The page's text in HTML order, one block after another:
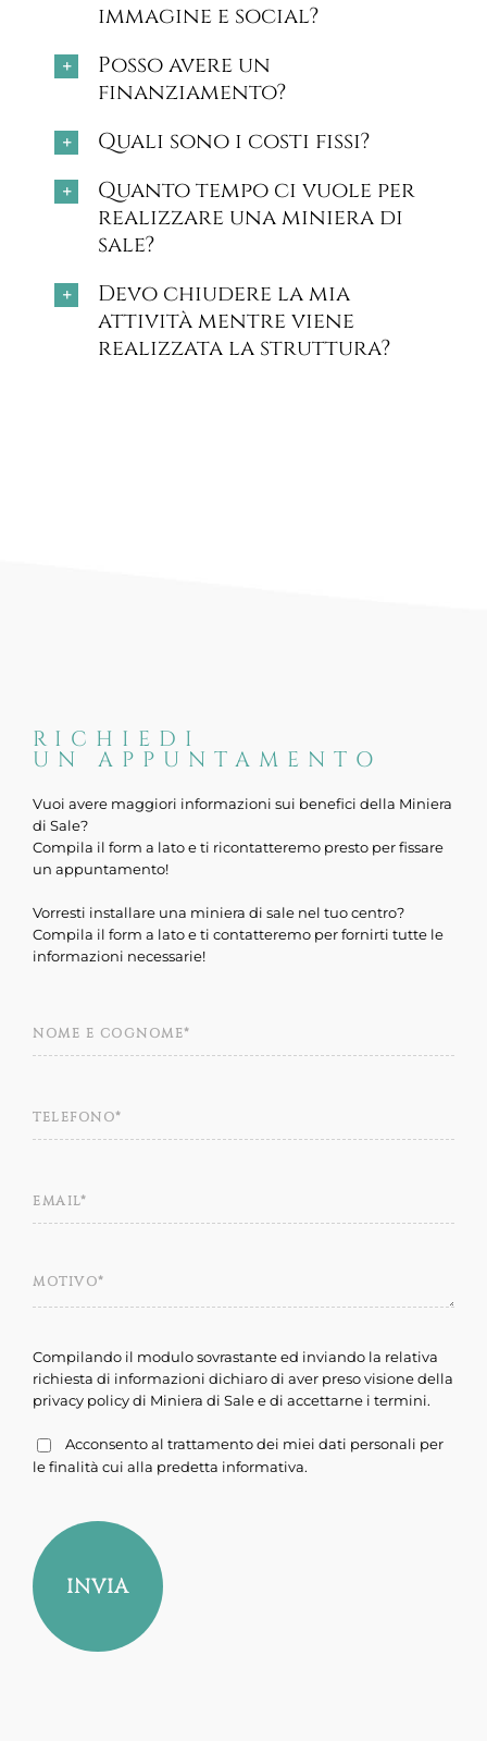
immagine e social?
Posso avere un
finanziamento?
Quali sono i costi fissi?
Quanto tempo ci vuole per
realizzare una miniera di
sale?
Devo chiudere la mia
attività mentre viene
realizzata la struttura?
RICHIEDI
UN APPUNTAMENTO
Vuoi avere maggiori informazioni sui benefici della Miniera
di Sale?
Compila il form a lato e ti ricontatteremo presto per fissare
un appuntamento!
Vorresti installare una miniera di sale nel tuo centro?
Compila il form a lato e ti contatteremo per fornirti tutte le
informazioni necessarie!
Compilando il modulo sovrastante ed inviando la relativa
richiesta di informazioni dichiaro di aver preso visione della
privacy policydi Miniera di Sale e di accettarne i termini.
Acconsento al trattamento dei miei dati personali per
le finalità cui alla predetta informativa.